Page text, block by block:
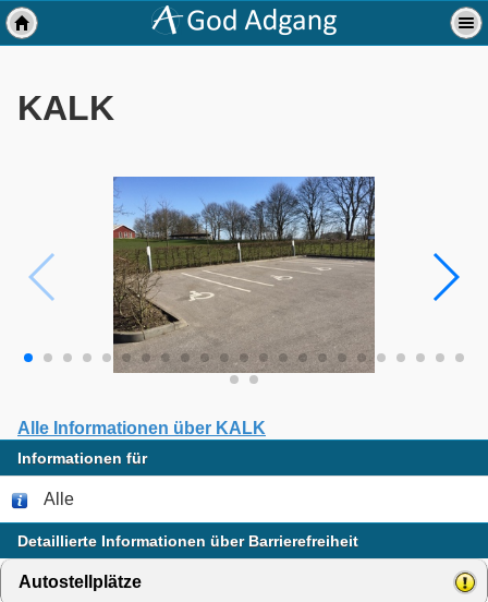
KALK
Alle Informationen über KALK
Informationen für
Alle
Detaillierte Informationen über Barrierefreiheit
Autostellplätze